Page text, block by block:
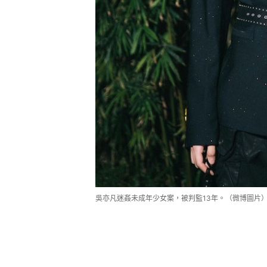
吳亦凡迷姦未成年少女案，被判監13年。（微博圖片